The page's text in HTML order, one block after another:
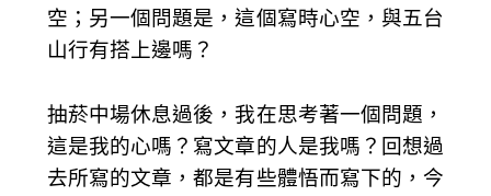
空；另一個問題是，這個寫時心空，與五台
山行有搭上邊嗎？
抽菸中場休息過後，我在思考著一個問題，
這是我的心嗎？寫文章的人是我嗎？回想過
去所寫的文章，都是有些體悟而寫下的，今